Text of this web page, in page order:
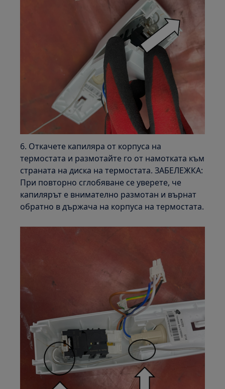
6. Откачете капиляра от корпуса на
термостата и размотайте го от намотката към
страната на диска на термостата. ЗАБЕЛЕЖКА:
При повторно сглобяване се уверете, че
капилярът е внимателно размотан и върнат
обратно в държача на корпуса на термостата.